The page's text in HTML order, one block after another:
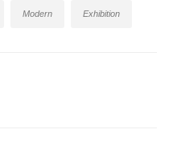
Modern Exhibition